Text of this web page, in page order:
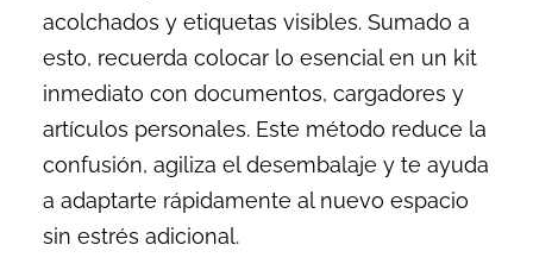
acolchados y etiquetas visibles. Sumado a
esto, recuerda colocar lo esencial en un kit
inmediato con documentos, cargadores y
artículos personales. Este método reduce la
confusión, agiliza el desembalaje y te ayuda
a adaptarte rápidamente al nuevo espacio
sin estrés adicional.